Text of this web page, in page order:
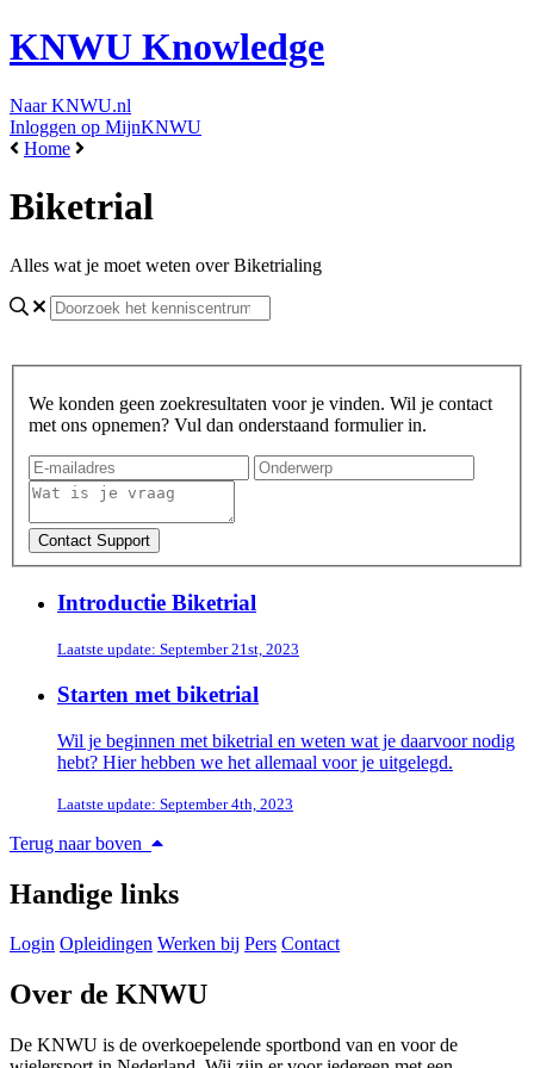
KNWU Knowledge
Naar KNWU.nl
Inloggen op MijnKNWU
Home
Biketrial
Alles wat je moet weten over Biketrialing
We konden geen zoekresultaten voor je vinden. Wil je contact
met ons opnemen? Vul dan onderstaand formulier in.
Introductie Biketrial
Laatste update: September 21st, 2023
Starten met biketrial
Wil je beginnen met biketrial en weten wat je daarvoor nodig
hebt? Hier hebben we het allemaal voor je uitgelegd.
Laatste update: September 4th, 2023
Terug naar boven
Handige links
Login Opleidingen Werken bij Pers Contact
Over de KNWU
De KNWU is de overkoepelende sportbond van en voor de